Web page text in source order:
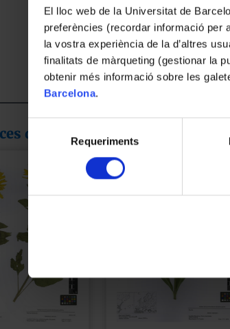
El lloc web de la Universitat de
preferències (recordar informació per
la vostra experiència de la d’altres
finalitats de màrqueting (gestionar la
obtenir més informació sobre les
Barcelona.
de
consentiment
Requeriments
de la col·lecció